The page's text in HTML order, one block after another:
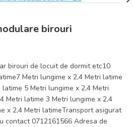
birouri
birouri de locuit de dormit etc10
Metri lungime x 2,4 Metri latime
5 Metri lungime x 2,4 Metri
Metri latime 3 Metri lungime x 2,4
x 2,4 Metri latimeTransport asigurat
contact 0712161566 Adresa de